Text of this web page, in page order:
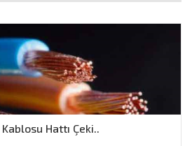
Hattı Çeki..